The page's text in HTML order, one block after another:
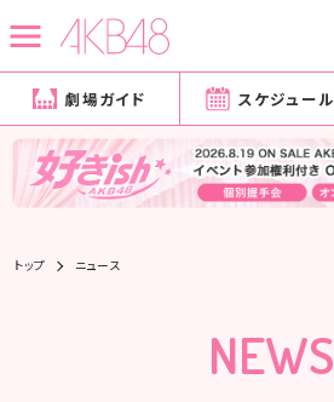
劇場ガイド スケジュール
トップ ニュース
NEWS